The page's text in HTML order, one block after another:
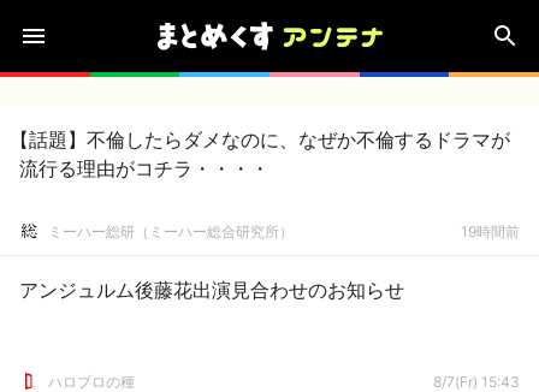
【話題】不倫したらダメなのに、なぜか不倫するドラマが
流行る理由がコチラ・・・・
ミーハー総研（ミーハー総合研究所） 19時間前
アンジュルム後藤花出演見合わせのお知らせ
ハロプロの種 8/7(Fr) 15:43